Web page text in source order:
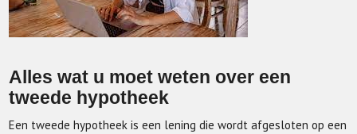
Alles wat u moet weten over een
tweede hypotheek
Een tweede hypotheek is een lening die wordt afgesloten op een